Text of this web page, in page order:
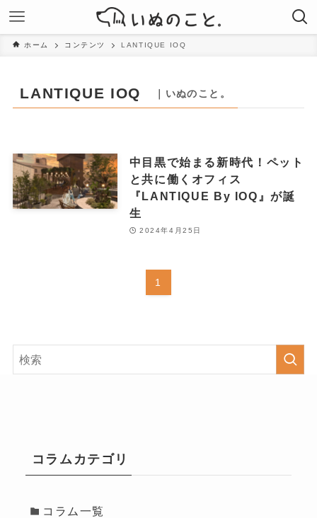
ホーム コンテンツ LANTIQUE IOQ
LANTIQUE IOQ ｜いぬのこと。
中目黒で始まる新時代！ペット
と共に働くオフィス
『LANTIQUE By IOQ』が誕
生
2024年4月25日
1
コラムカテゴリ
コラム一覧